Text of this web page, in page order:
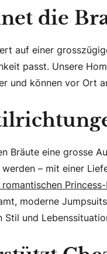
die
auf einer
passt. Unsere
und können vor Ort
Bräute eine grosse
– mit einer
moderne
Stil und